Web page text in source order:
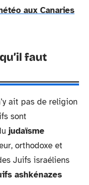
aux Canaries
faut
ait pas de religion
sont
judaïsme
orthodoxe et
Juifs israéliens
ashkénazes